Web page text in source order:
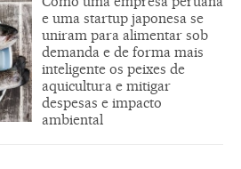
e uma startup japonesa se
uniram para alimentar sob
demanda e de forma mais
inteligente os peixes de
aquicultura e mitigar
despesas e impacto
ambiental